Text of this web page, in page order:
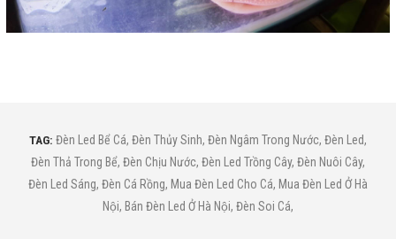
TAG: Đèn Led Bể Cá, Đèn Thủy Sinh, Đèn Ngâm Trong Nước, Đèn Led,
Đèn Thả Trong Bể, Đèn Chịu Nước, Đèn Led Trồng Cây, Đèn Nuôi Cây,
Đèn Led Sáng, Đèn Cá Rồng, Mua Đèn Led Cho Cá, Mua Đèn Led Ở Hà
Nội, Bán Đèn Led Ở Hà Nội, Đèn Soi Cá,